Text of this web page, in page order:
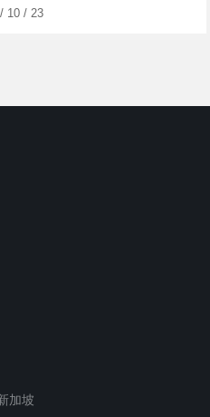
10 / 23
加坡